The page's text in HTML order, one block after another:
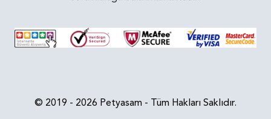
© 2019 - 2026 Petyasam - Tüm Hakları Saklıdır.